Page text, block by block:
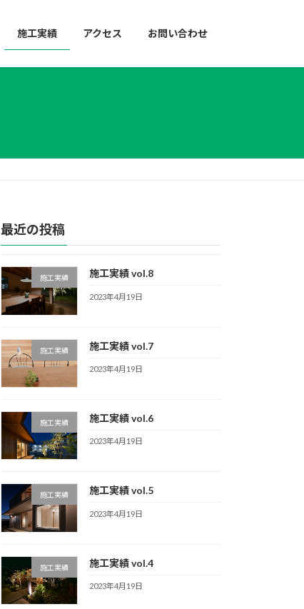
施工実績 アクセス お問い合わせ
最近の投稿
施工実績 施工実績 vol.8
2023年4月19日
施工実績 施工実績 vol.7
2023年4月19日
施工実績 施工実績 vol.6
2023年4月19日
施工実績 施工実績 vol.5
2023年4月19日
施工実績 施工実績 vol.4
2023年4月19日